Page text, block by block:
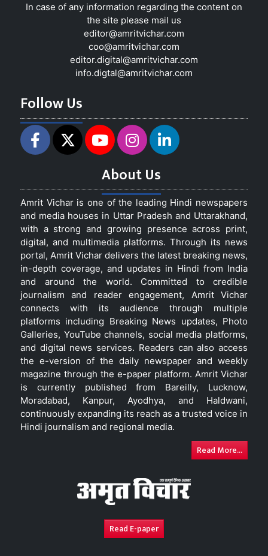
In case of any information regarding the content on
the site please mail us
editor@amritvichar.com
coo@amritvichar.com
editor.digital@amritvichar.com
info.digtal@amritvichar.com
Follow Us
About Us
Amrit Vichar is one of the leading Hindi newspapers
and media houses in Uttar Pradesh and Uttarakhand,
with a strong and growing presence across print,
digital, and multimedia platforms. Through its news
portal, Amrit Vichar delivers the latest breaking news,
in-depth coverage, and updates in Hindi from India
and around the world. Committed to credible
journalism and reader engagement, Amrit Vichar
connects with its audience through multiple
platforms including Breaking News updates, Photo
Galleries, YouTube channels, social media platforms,
and digital news services. Readers can also access
the e-version of the daily newspaper and weekly
magazine through the e-paper platform. Amrit Vichar
is currently published from Bareilly, Lucknow,
Moradabad, Kanpur, Ayodhya, and Haldwani,
continuously expanding its reach as a trusted voice in
Hindi journalism and regional media.
Read More...
Read E-paper